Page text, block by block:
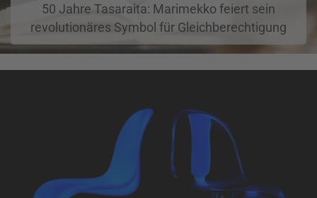
50 Jahre Tasaraita: Marimekko feiert sein
revolutionäres Symbol für Gleichberechtigung